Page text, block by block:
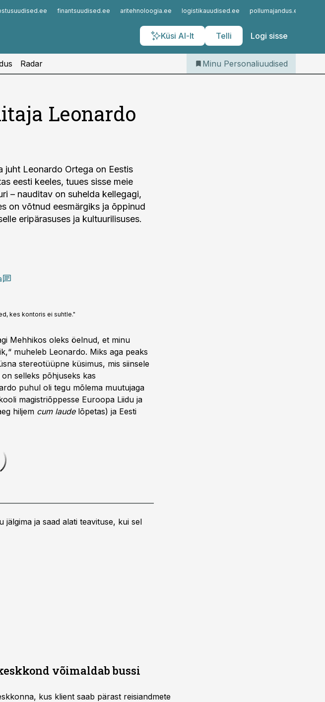
finantsuudised.ee aritehnoloogia.ee logistikauudised.ee pollumajandus.ee
Küsi AI-lt Telli Logi sisse
Iseteenindus
Telli Personaliuudised
Radar Minu Personaliuudised
Leonardo
juht Leonardo Ortega on Eestis
eesti keeles, tuues sisse meie
– nauditav on suhelda kellegagi,
on võtnud eesmärgiks ja õppinud
eripärasuses ja kultuurilisuses.
kes kontoris ei suhtle."
Mehhikos oleks öelnud, et minu
muheleb Leonardo. Miks aga peaks
stereotüüpne küsimus, mis siinsele
selleks põhjuseks kas
puhul oli tegu mõlema muutujaga
magistriõppesse Euroopa Liidu ja
hiljem cum laudelõpetas) ja Eesti
jälgima ja saad alati teavituse, kui sel
võimaldab bussi
kus klient saab pärast reisiandmete